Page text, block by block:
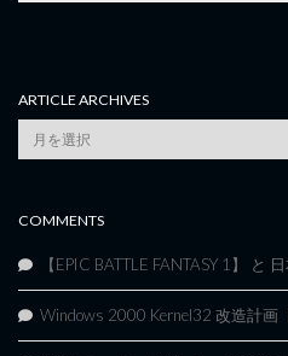
ARTICLE ARCHIVES
Article
Archives
COMMENTS
【EPIC BATTLE FANTASY 1】 と
Windows 2000 Kernel32 改造計画